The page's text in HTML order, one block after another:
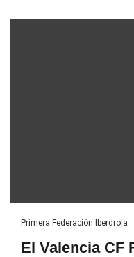
Primera Federación Iberdrola
El Valencia CF